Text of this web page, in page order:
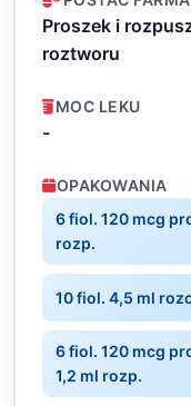
Proszek i
roztworu
MOC LEKU
-
OPAKOWANIA
6 fiol. 120 mcg
rozp.
10 fiol. 4,5 ml
6 fiol. 120 mcg
1,2 ml rozp.